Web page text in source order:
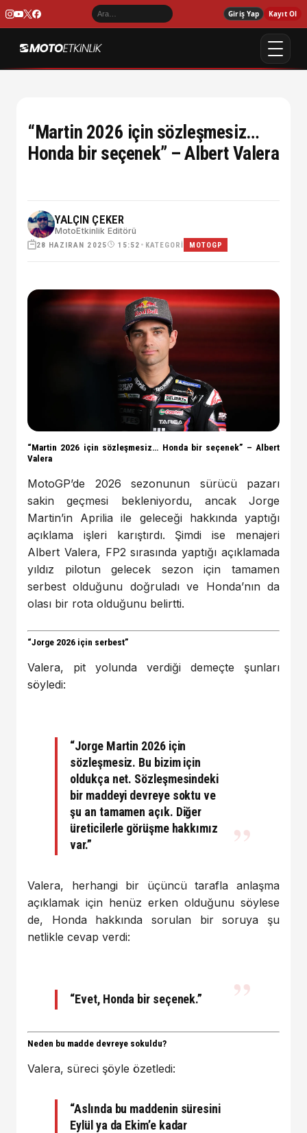
Giriş Yap Kayıt Ol
“Martin 2026 için sözleşmesiz…
Honda bir seçenek” – Albert Valera
YALÇIN ÇEKER
MotoEtkinlik Editörü
28 HAZIRAN 2025 15:52 • KATEGORI MOTOGP
“Martin 2026 için sözleşmesiz… Honda bir seçenek” – Albert
Valera
MotoGP’de 2026 sezonunun sürücü pazarı
sakin geçmesi bekleniyordu, ancak Jorge
Martin’in Aprilia ile geleceği hakkında yaptığı
açıklama işleri karıştırdı. Şimdi ise menajeri
Albert Valera, FP2 sırasında yaptığı açıklamada
yıldız pilotun gelecek sezon için tamamen
serbest olduğunu doğruladı ve Honda’nın da
olası bir rota olduğunu belirtti.
“Jorge 2026 için serbest”
Valera, pit yolunda verdiği demeçte şunları
söyledi:
“Jorge Martin 2026 için
sözleşmesiz. Bu bizim için
oldukça net. Sözleşmesindeki
bir maddeyi devreye soktu ve
şu an tamamen açık. Diğer
üreticilerle görüşme hakkımız
var.”
Valera, herhangi bir üçüncü tarafla anlaşma
açıklamak için henüz erken olduğunu söylese
de, Honda hakkında sorulan bir soruya şu
netlikle cevap verdi:
“Evet, Honda bir seçenek.”
Neden bu madde devreye sokuldu?
Valera, süreci şöyle özetledi:
“Aslında bu maddenin süresini
Eylül ya da Ekim’e kadar